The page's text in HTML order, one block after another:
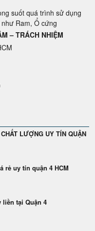
suốt quá trình sử dụng
Ram, Ổ cứng
– TRÁCH NHIỆM
LƯỢNG UY TÍN QUẬN
rẻ uy tín quận 4 HCM
tại Quận 4